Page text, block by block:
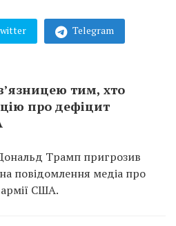
Telegram
тим, хто
про дефіцит
Трамп пригрозив
повідомлення медіа про
США.